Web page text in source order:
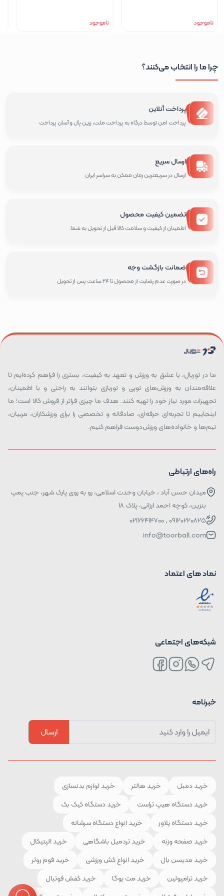
چرا ما را انتخاب می‌کنند؟
پرداخت آنلاین
پرداخت امن توسط درگاه به پرداخت ملت، زرین پال و آسان پرداخت
ارسال سریع
ارسال در سریعترین زمان ممکن به سراسر ایران
تضمین کیفیت محصول
اطمینان از کیفیت و سلامت کالا قبل از تحویل به شما.
ضمانت بازگشت وجه
در صورت عدم رضایت از محصول تا 24 ساعت پس از تحویل
ما در توربال، با عشق به ورزش و تعهد به کیفیت، بستری را فراهم کرده‌ایم تا
علاقه‌مندان به ورزش‌های توپی و توربازی بتوانند به راحتی و با اطمینان،
تجهیزات مورد نیاز خود را تهیه کنند. هدف ما چیزی فراتر از فروش کالا است؛ ما
اینجاییم تا تجربه‌ای حرفه‌ای، صادقانه و تخصصی را برای ورزشکاران، مربیان،
تیم‌ها و خانواده‌های ورزش‌دوست فراهم کنیم.
راه‌های ارتباطی
میدان حسن آباد ، خیابان وحدت اسلامی، رو به روی پارک شهر، جنب پمپ
بنزین، کوچه احمد ارزانی، پلاک ۱۸
09120220825 , 02166414700
info@toorball.com
نماد های اعتماد
شبکه‌های اجتماعی
خبرنامه
ارسال
خرید دمبل خرید هالتر
خرید لوازم بدنسازی
خرید دستگاه هیپ تراست
خرید دستگاه کیک بک
خرید دستگاه پلاور
خرید انواع دستگاه سرشانه
خرید صفحه وزنه
خرید تردمیل باشگاهی
خرید الپتیکال
خرید مدیسن بال
خرید انواع کش ورزشی
خرید فوم رولر
خرید ترامپولین
خرید مت یوگا
خرید کفش فوتبال